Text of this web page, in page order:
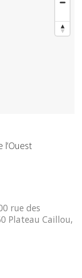
l’Ouest
rue des
Plateau Caillou,